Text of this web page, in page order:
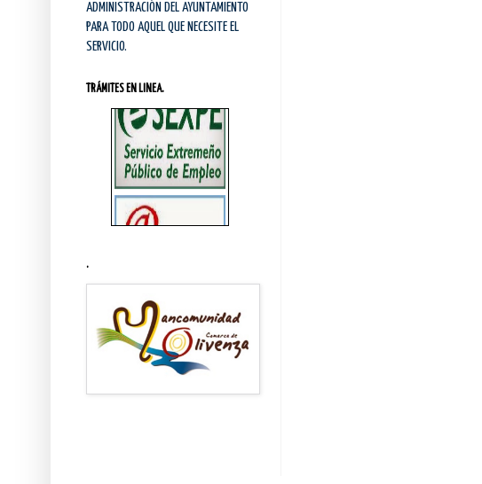
ADMINISTRACIÓN DEL AYUNTAMIENTO
PARA TODO AQUEL QUE NECESITE EL
SERVICIO.
TRÁMITES EN LINEA.
.